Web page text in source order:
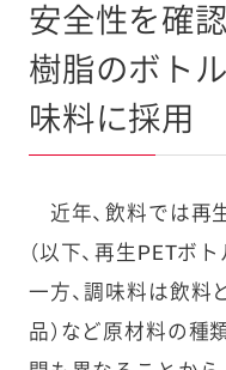
安全性を確
樹脂のボト
味料に採用
近年、飲料では再
（以下、再生PETボ
一方、調味料は飲料
品）など原材料の種